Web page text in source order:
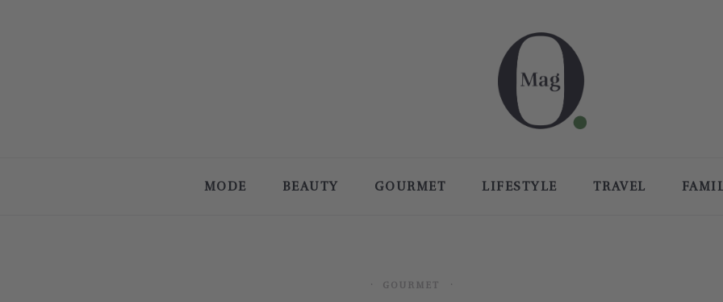
MODE BEAUTY GOURMET LIFESTYLE TRAVEL
GOURMET